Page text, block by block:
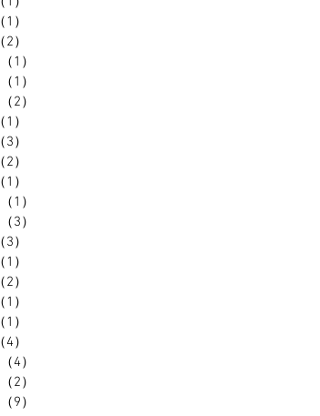
（1）
（2）
（1）
（1）
（2）
（1）
（3）
（2）
（1）
（1）
（3）
（3）
（1）
（2）
（1）
（1）
（4）
（4）
（2）
（9）